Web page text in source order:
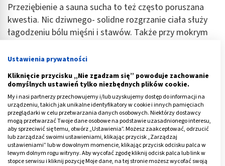
Przeziębienie a sauna sucha to też często poruszana
kwestia. Nic dziwnego- solidne rozgrzanie ciała służy
łagodzeniu bólu mięśni i stawów. Także przy mokrym
pomocne w usunięciu śluzu. Sauna fińska na
przeziębienie to tradycja sięgająca setek lat - warto ją
wypróbować.
W ostatnich latach bardzo popularny stał się trend
stosowania na przeziębienie sauny Infrared. Te
nowoczesne urządzenia wykorzystują promieniowanie
podczerwone do bezpośredniego ogrzewania ciała, a
nie otoczenia. Dzięki temu seans może być krótszy
Ustawienia prywatności
Kliknięcie przycisku „Nie zgadzam się” powoduje zachowanie
domyślnych ustawień tylko niezbędnych plików cookie.
My i nasi partnerzy przechowujemy i/lub uzyskujemy dostęp do informacji na
urządzeniu, takich jak unikalne identyfikatory w cookie i innych pamięciach
przeglądarki w celu przetwarzania danych osobowych. Niektórzy dostawcy
mogą przetwarzać Twoje dane osobowe na podstawie uzasadnionego interesu,
aby sprzeciwić się temu, otwórz „Ustawienia”. Możesz zaakceptować, odrzucić
lub zarządzać swoimi ustawieniami, klikając przycisk „Zarządzaj
ustawieniami” lub w dowolnym momencie, klikając przycisk odcisku palca w
lewym dolnym rogu witryny. Aby wycofać zgodę kliknij odcisk palca lub link w
stopce serwisu i kliknij pozycję Moje dane, na tej stronie możesz wycofać swoją